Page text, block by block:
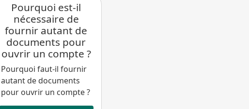
Pourquoi est-il
nécessaire de
fournir autant de
documents pour
ouvrir un compte ?
Pourquoi faut-il fournir
autant de documents
pour ouvrir un compte ?